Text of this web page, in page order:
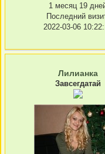
1 месяц 19
Последний
2022-03-06
Лилианка
Завсегдатай